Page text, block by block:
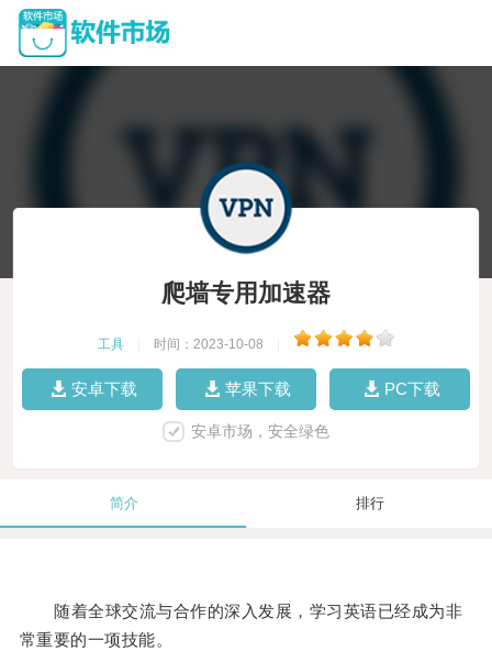
爬墙专用加速器
工具 时间：2023-10-08
安卓下载 苹果下载 PC下载
安卓市场，安全绿色
简介 排行
随着全球交流与合作的深入发展，学习英语已经成为非
常重要的一项技能。